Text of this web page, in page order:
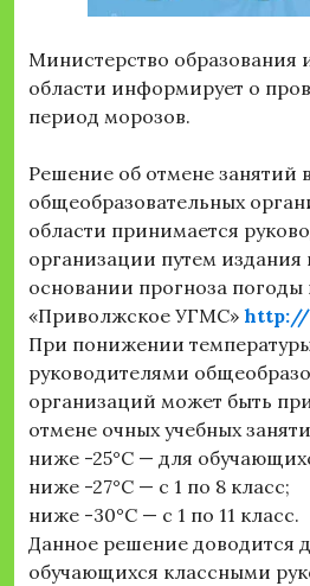
Министерство образования
области информирует о
период морозов.
Решение об отмене занятий в
общеобразовательных
области принимается
организации путем издания
основании прогноза
«Приволжское УГМС» http://
При понижении
руководителями
организаций может быть
отмене очных учебных
ниже -25°С — для
ниже -27°С — с 1 по 8 класс;
ниже -30°С — с 1 по 11 класс.
Данное решение доводится
обучающихся классными